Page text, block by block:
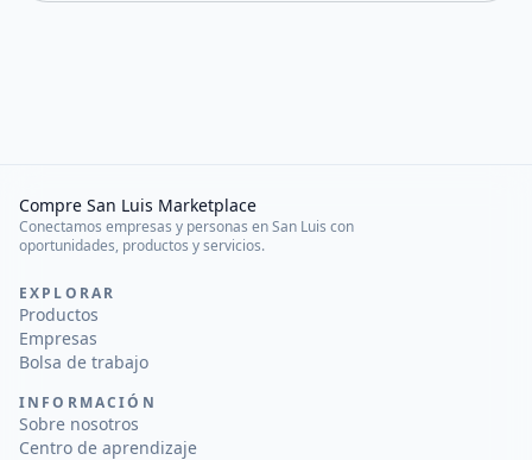
Compre San Luis Marketplace
Conectamos empresas y personas en San Luis con
oportunidades, productos y servicios.
EXPLORAR
Productos
Empresas
Bolsa de trabajo
INFORMACIÓN
Sobre nosotros
Centro de aprendizaje